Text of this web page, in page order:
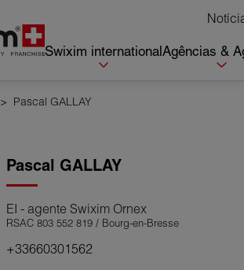
Swixim internationalAgências &
> Pascal GALLAY
Pascal GALLAY
EI - agente Swixim Ornex
RSAC 803 552 819 / Bourg-en-Bresse
+33660301562